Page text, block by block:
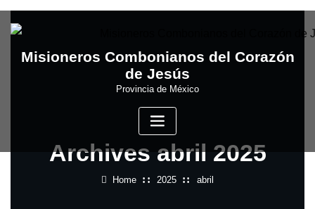
to
Misioneros Combonianos del Corazón
de Jesús
Provincia de México
Archives abril 2025
Home 2025 abril